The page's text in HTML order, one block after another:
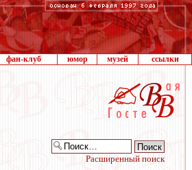
фан-клуб юмор музей ссылки
Расширенный поиск